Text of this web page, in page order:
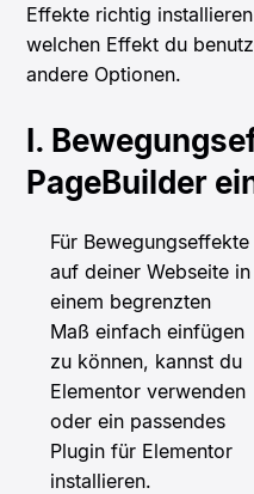
Effekte richtig
welchen Effekt du
andere Optionen.
I.
PageBuilder
Für Bewegungseffekte
auf deiner Webseite in
einem begrenzten
Maß einfach einfügen
zu können, kannst du
Elementor verwenden
oder ein passendes
Plugin für Elementor
installieren.